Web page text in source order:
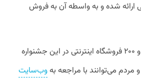
ارائه شده و به واسطه آن به فروش
هم‌اکنون بیش از ۳ هزار و ۲۰۰ فروشگاه اینترنتی در این جشنواره
مردم می‌توانند با مراجعه بهوب‌سایت